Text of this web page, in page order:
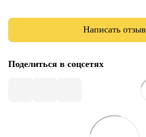
Написать отзыв
Поделиться в соцсетях